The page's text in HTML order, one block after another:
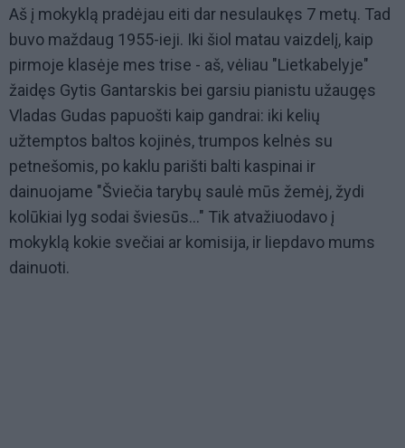
Aš į mokyklą pradėjau eiti dar nesulaukęs 7 metų. Tad
buvo maždaug 1955-ieji. Iki šiol matau vaizdelį, kaip
pirmoje klasėje mes trise - aš, vėliau "Lietkabelyje"
žaidęs Gytis Gantarskis bei garsiu pianistu užaugęs
Vladas Gudas papuošti kaip gandrai: iki kelių
užtemptos baltos kojinės, trumpos kelnės su
petnešomis, po kaklu parišti balti kaspinai ir
dainuojame "Šviečia tarybų saulė mūs žemėj, žydi
kolūkiai lyg sodai šviesūs..." Tik atvažiuodavo į
mokyklą kokie svečiai ar komisija, ir liepdavo mums
dainuoti.